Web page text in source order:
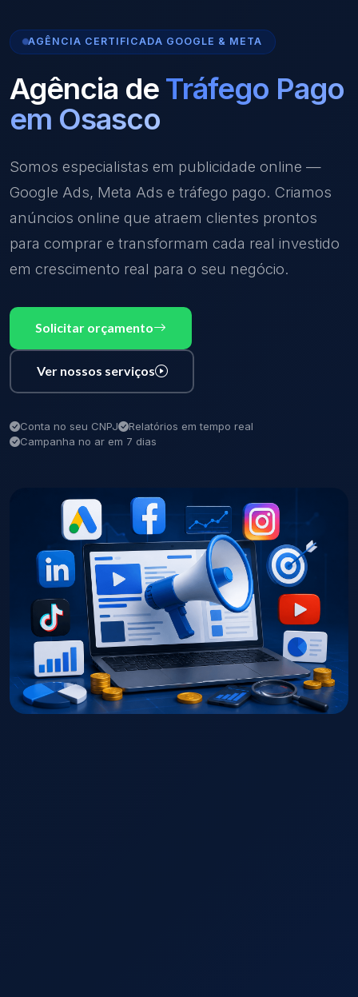
AGÊNCIA CERTIFICADA GOOGLE & META
Agência de Tráfego Pago
em Osasco
Somos especialistas em publicidade online —
Google Ads, Meta Ads e tráfego pago. Criamos
anúncios online que atraem clientes prontos
para comprar e transformam cada real investido
em crescimento real para o seu negócio.
Solicitar orçamento
Ver nossos serviços
Conta no seu CNPJ
Relatórios em tempo real
Campanha no ar em 7 dias